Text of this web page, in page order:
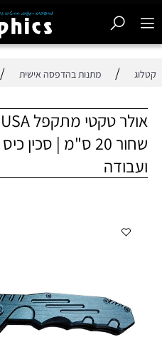
קטלוג / מתנות בהדפסה אישית /
שחור 20 ס"מ |
ועבודה